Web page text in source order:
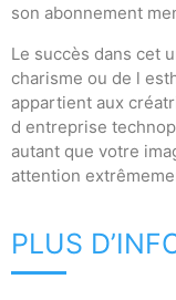
son abonnement
Le succès dans cet
charisme ou de l
appartient aux
d entreprise
autant que votre
attention
PLUS